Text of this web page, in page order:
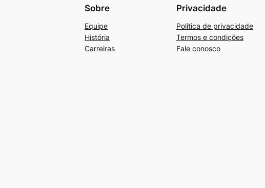
Sobre
Equipe
História
Carreiras
Privacidade
Política de privacidade
Termos e condições
Fale conosco